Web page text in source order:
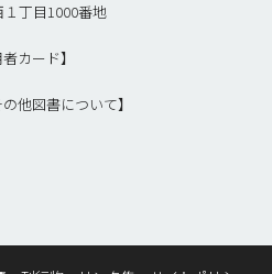
丁目1000番地
カード】
図書について】